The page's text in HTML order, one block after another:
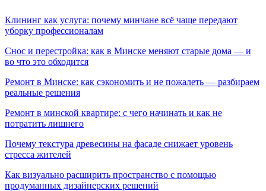
Клининг как услуга: почему минчане всё чаще передают
уборку профессионалам
Снос и перестройка: как в Минске меняют старые дома — и
во что это обходится
Ремонт в Минске: как сэкономить и не пожалеть — разбираем
реальные решения
Ремонт в минской квартире: с чего начинать и как не
потратить лишнего
Почему текстура древесины на фасаде снижает уровень
стресса жителей
Как визуально расширить пространство с помощью
продуманных дизайнерских решений